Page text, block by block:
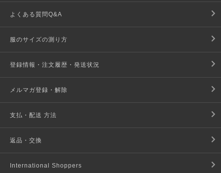
よくある質問Q&A
服のサイズの測り方
登録情報・注文履歴・発送状況
メルマガ登録・解除
支払・配送 方法
返品・交換
International Shoppers